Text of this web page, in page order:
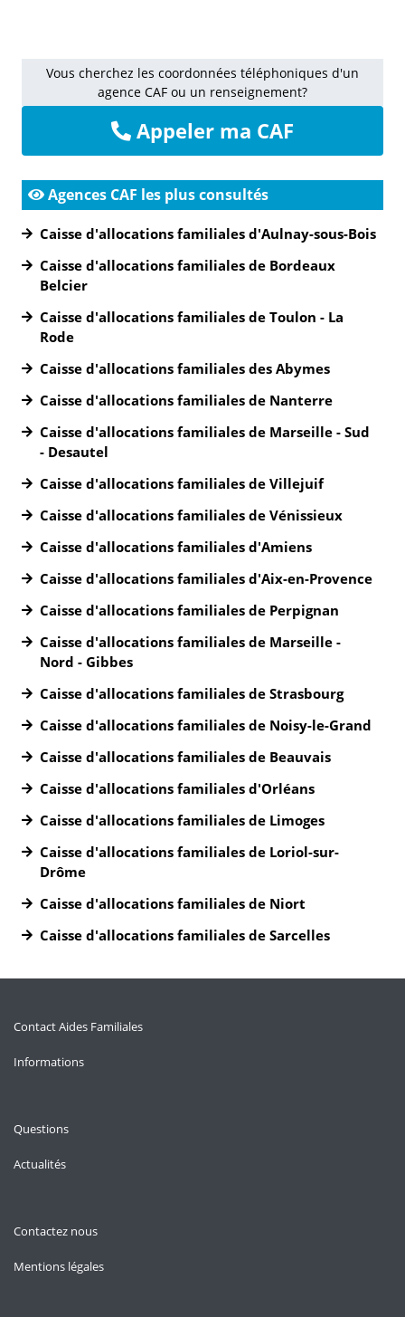
Vous cherchez les coordonnées téléphoniques d'un
agence CAF ou un renseignement?
Appeler ma CAF
Agences CAF les plus consultés
Caisse d'allocations familiales d'Aulnay-sous-Bois
Caisse d'allocations familiales de Bordeaux
Belcier
Caisse d'allocations familiales de Toulon - La
Rode
Caisse d'allocations familiales des Abymes
Caisse d'allocations familiales de Nanterre
Caisse d'allocations familiales de Marseille - Sud
- Desautel
Caisse d'allocations familiales de Villejuif
Caisse d'allocations familiales de Vénissieux
Caisse d'allocations familiales d'Amiens
Caisse d'allocations familiales d'Aix-en-Provence
Caisse d'allocations familiales de Perpignan
Caisse d'allocations familiales de Marseille -
Nord - Gibbes
Caisse d'allocations familiales de Strasbourg
Caisse d'allocations familiales de Noisy-le-Grand
Caisse d'allocations familiales de Beauvais
Caisse d'allocations familiales d'Orléans
Caisse d'allocations familiales de Limoges
Caisse d'allocations familiales de Loriol-sur-
Drôme
Caisse d'allocations familiales de Niort
Caisse d'allocations familiales de Sarcelles
Contact Aides Familiales
Informations
Questions
Actualités
Contactez nous
Mentions légales